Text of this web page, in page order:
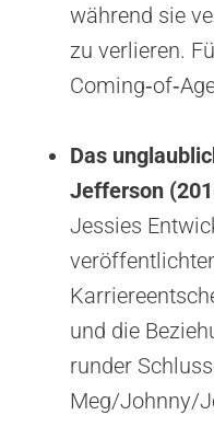
während sie
zu verlieren.
Das
Jefferson
Jessies
und die
runder
Meg/Johnny/